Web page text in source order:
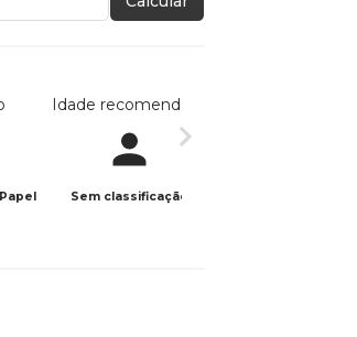
Idade recomendada
Sem classificação